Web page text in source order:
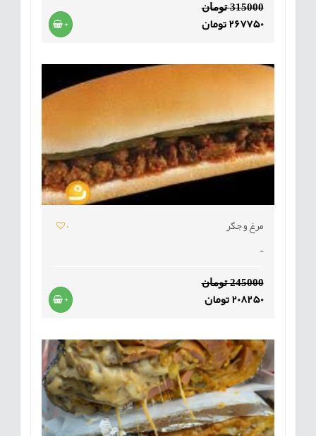
315000 تومان
267750 تومان +
مرغ و جگر
0
-
245000 تومان
208250 تومان +